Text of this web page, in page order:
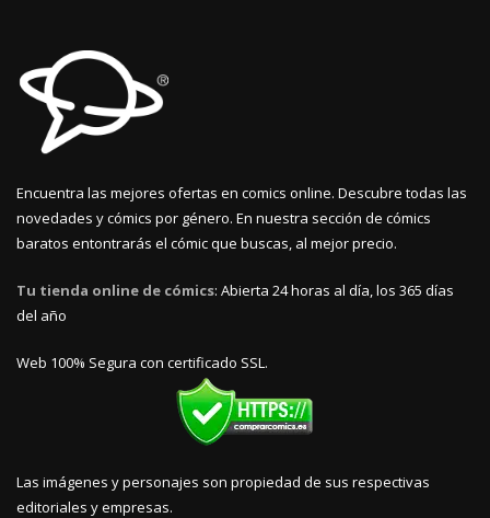
Encuentra las mejores ofertas en comics online. Descubre todas las
novedades y cómics por género. En nuestra sección de cómics
baratos entontrarás el cómic que buscas, al mejor precio.
Tu tienda online de cómics: Abierta 24 horas al día, los 365 días
del año
Web 100% Segura con certificado SSL.
Las imágenes y personajes son propiedad de sus respectivas
editoriales y empresas.